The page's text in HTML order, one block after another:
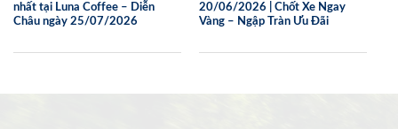
nhất tại Luna Coffee – Diễn
Châu ngày 25/07/2026
20/06/2026 | Chốt Xe Ngay
Vàng – Ngập Tràn Ưu Đãi